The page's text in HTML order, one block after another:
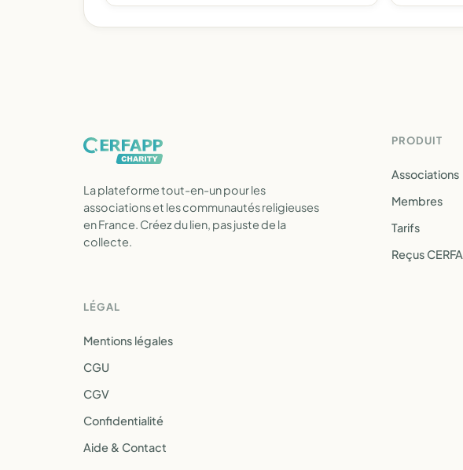
La plateforme tout-en-un pour les
associations et les communautés religieuses
en France. Créez du lien, pas juste de la
collecte.
PRODUIT
Associations
Membres
Tarifs
Reçus CERFA
LÉGAL
Mentions légales
CGU
CGV
Confidentialité
Aide & Contact